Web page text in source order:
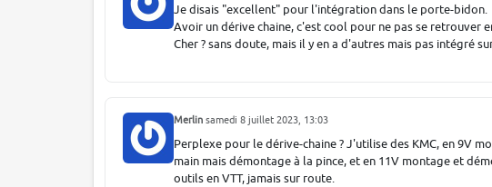
Je disais "excellent" pour l'intégration dans le porte-bidon.
Avoir un dérive chaine, c'est cool pour ne pas se retrouver
Cher ? sans doute, mais il y en a d'autres mais pas intégré
Merlin samedi 8 juillet 2023, 13:03
Perplexe pour le dérive-chaine ? J'utilise des KMC, en 9V
main mais démontage à la pince, et en 11V montage et
outils en VTT, jamais sur route.